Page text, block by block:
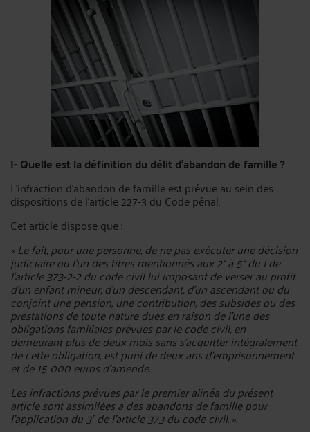
I- Quelle est la définition du délit d’abandon de famille ?
L’infraction d’abandon de famille est prévue au sein des
dispositions de l’article 227-3 du Code pénal.
Cet article dispose que :
« Le fait, pour une personne, de ne pas exécuter une décision
judiciaire ou l'un des titres mentionnés aux 2° à 5° du I de
l'article 373-2-2 du code civil lui imposant de verser au profit
d'un enfant mineur, d'un descendant, d'un ascendant ou du
conjoint une pension, une contribution, des subsides ou des
prestations de toute nature dues en raison de l'une des
obligations familiales prévues par le code civil, en
demeurant plus de deux mois sans s'acquitter intégralement
de cette obligation, est puni de deux ans d'emprisonnement
et de 15 000 euros d'amende.
Les infractions prévues par le premier alinéa du présent
article sont assimilées à des abandons de famille pour
l'application du 3° de l'article 373 du code civil. ».